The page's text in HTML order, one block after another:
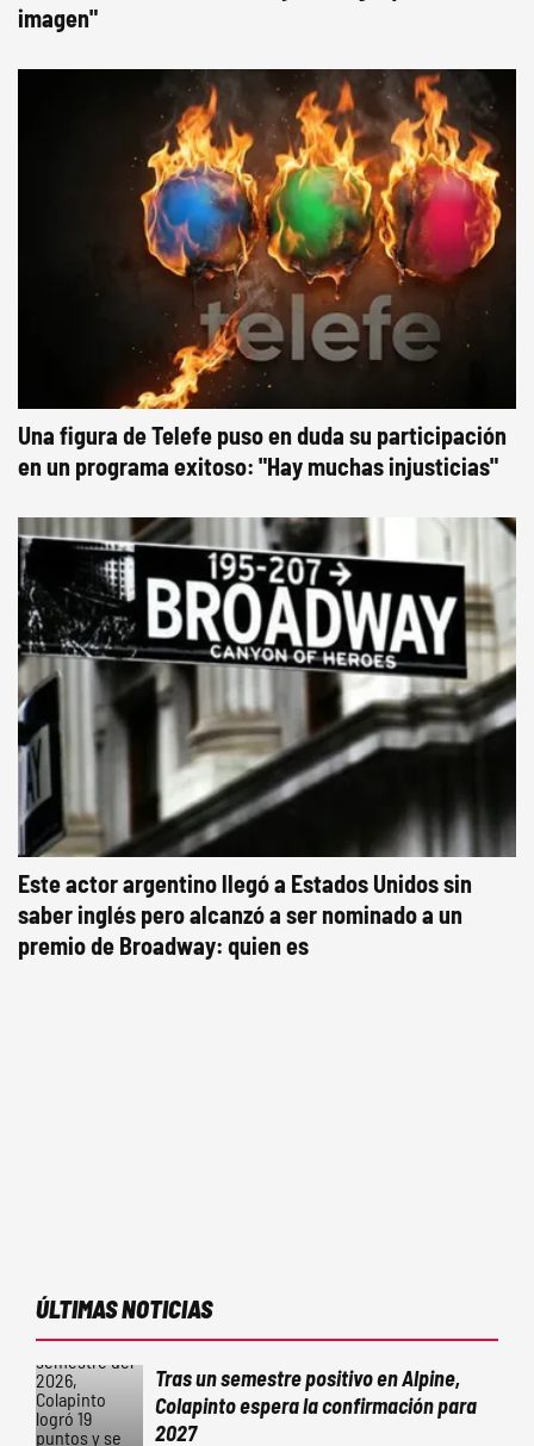
imagen"
Una figura de Telefe puso en duda su participación
en un programa exitoso: "Hay muchas injusticias"
Este actor argentino llegó a Estados Unidos sin
saber inglés pero alcanzó a ser nominado a un
premio de Broadway: quien es
ÚLTIMAS NOTICIAS
Tras un semestre positivo en Alpine,
Colapinto espera la confirmación para
2027